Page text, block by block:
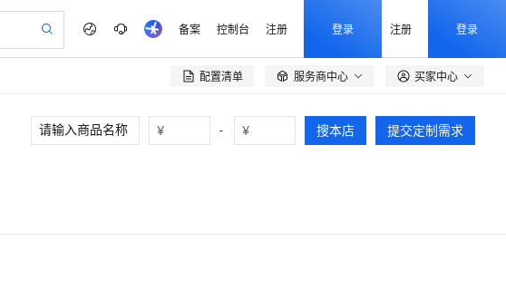
HOT
备案 控制台 注册 登录 注册 登录
配置清单  服务商中心 买家中心
¥ - ¥ 搜本店 提交定制需求